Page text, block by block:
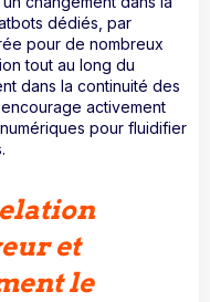
dédiés, par
pour de nombreux
tout au long du
dans la continuité des
encourage activement
pour fluidifier
et
le